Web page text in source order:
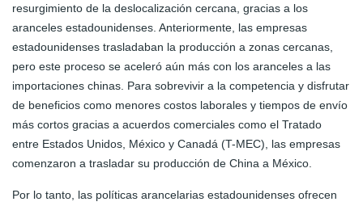
resurgimiento de la deslocalización cercana, gracias a los
aranceles estadounidenses. Anteriormente, las empresas
estadounidenses trasladaban la producción a zonas cercanas,
pero este proceso se aceleró aún más con los aranceles a las
importaciones chinas. Para sobrevivir a la competencia y disfrutar
de beneficios como menores costos laborales y tiempos de envío
más cortos gracias a acuerdos comerciales como el Tratado
entre Estados Unidos, México y Canadá (T-MEC), las empresas
comenzaron a trasladar su producción de China a México.
Por lo tanto, las políticas arancelarias estadounidenses ofrecen